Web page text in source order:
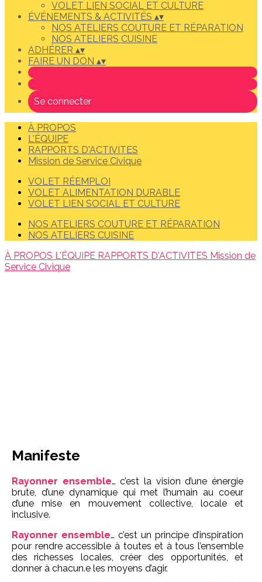
VOLET LIEN SOCIAL ET CULTURE
ÉVÉNEMENTS & ACTIVITÉS ▴▾
NOS ATELIERS COUTURE ET RÉPARATION
NOS ATELIERS CUISINE
ADHÉRER ▴▾
FAIRE UN DON ▴▾
Se connecter
À PROPOS
L'ÉQUIPE
RAPPORTS D'ACTIVITES
Mission de Service Civique
VOLET RÉEMPLOI
VOLET ALIMENTATION DURABLE
VOLET LIEN SOCIAL ET CULTURE
NOS ATELIERS COUTURE ET RÉPARATION
NOS ATELIERS CUISINE
À PROPOS L'ÉQUIPE RAPPORTS D'ACTIVITES Mission de
Service Civique
Manifeste
Rayonner ensemble… c’est la vision d’une énergie
brute, d’une dynamique qui met l’humain au coeur
d’une mise en mouvement collective, locale et
inclusive.
Rayonner ensemble… c’est un principe d’inspiration
pour rendre accessible à toutes et à tous l’ensemble
des richesses locales, créer des opportunités, et
donner à chacun.e les moyens d’agir.